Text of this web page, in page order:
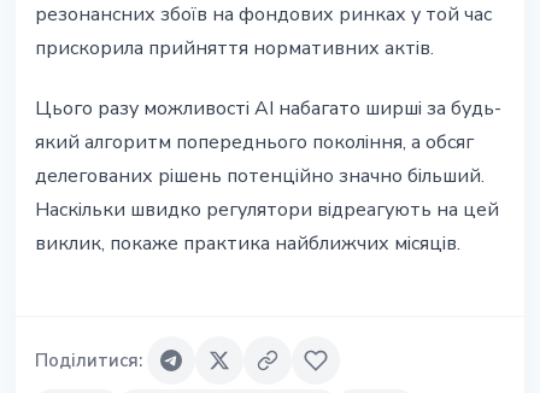
резонансних збоїв на фондових ринках у той час
прискорила прийняття нормативних актів.
Цього разу можливості AI набагато ширші за будь-
який алгоритм попереднього покоління, а обсяг
делегованих рішень потенційно значно більший.
Наскільки швидко регулятори відреагують на цей
виклик, покаже практика найближчих місяців.
Поділитися: